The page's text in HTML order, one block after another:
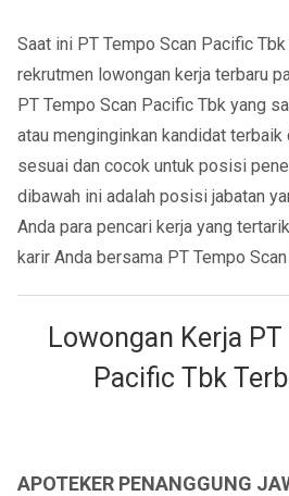
Saat ini PT Tempo Scan Pacific
rekrutmen lowongan kerja terbaru
PT Tempo Scan Pacific Tbk yang
atau menginginkan kandidat
sesuai dan cocok untuk posisi
dibawah ini adalah posisi jabatan
Anda para pencari kerja yang
karir Anda bersama PT Tempo
Lowongan Kerja
Pacific Tbk
APOTEKER PENANGGUNG